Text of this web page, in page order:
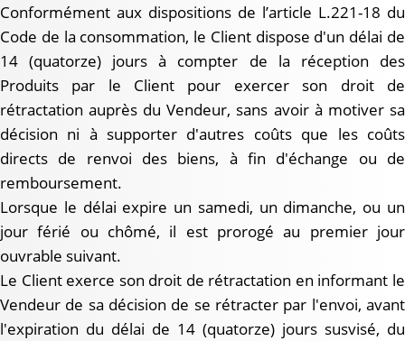
Conformément aux dispositions de l’article L.221-18 du
Code de la consommation, le Client dispose d'un délai de
14 (quatorze) jours à compter de la réception des
Produits par le Client pour exercer son droit de
rétractation auprès du Vendeur, sans avoir à motiver sa
décision ni à supporter d'autres coûts que les coûts
directs de renvoi des biens, à fin d'échange ou de
remboursement.
Lorsque le délai expire un samedi, un dimanche, ou un
jour férié ou chômé, il est prorogé au premier jour
ouvrable suivant.
Le Client exerce son droit de rétractation en informant le
Vendeur de sa décision de se rétracter par l'envoi, avant
l'expiration du délai de 14 (quatorze) jours susvisé, du